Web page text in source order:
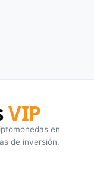
VIP
en
de inversión.